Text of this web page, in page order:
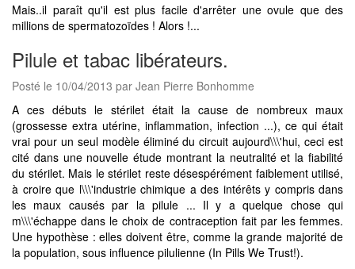
Mais..il paraît qu'il est plus facile d'arrêter une ovule que des
millions de spermatozoïdes ! Alors !...
Pilule et tabac libérateurs.
Posté le 10/04/2013 par Jean Pierre Bonhomme
A ces débuts le stérilet était la cause de nombreux maux
(grossesse extra utérine, inflammation, infection ...), ce qui était
vrai pour un seul modèle éliminé du circuit aujourd\\\'hui, ceci est
cité dans une nouvelle étude montrant la neutralité et la fiabilité
du stérilet. Mais le stérilet reste désespérément faiblement utilisé,
à croire que l\\\'industrie chimique a des intérêts y compris dans
les maux causés par la pilule ... Il y a quelque chose qui
m\\\'échappe dans le choix de contraception fait par les femmes.
Une hypothèse : elles doivent être, comme la grande majorité de
la population, sous influence pilulienne (In Pills We Trust!).